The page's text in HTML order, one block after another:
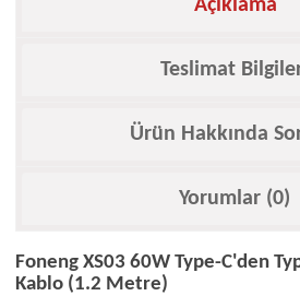
Açıklama
Teslimat
Ürün Hakkında
Yorumlar (0)
Foneng XS03 60W Type-C'den
Kablo (1.2 Metre)